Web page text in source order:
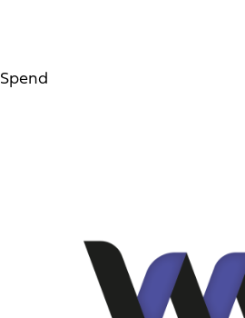
Spend